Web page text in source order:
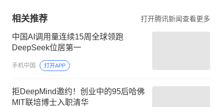
相关推荐 打开腾讯新闻查看更多
中国AI调用量连续15周全球领跑
DeepSeek位居第一
手机中国 打开APP
拒DeepMind邀约！创业中的95后哈佛
MIT联培博士入职清华